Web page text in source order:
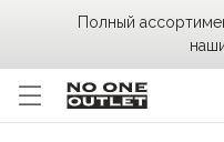
Полный